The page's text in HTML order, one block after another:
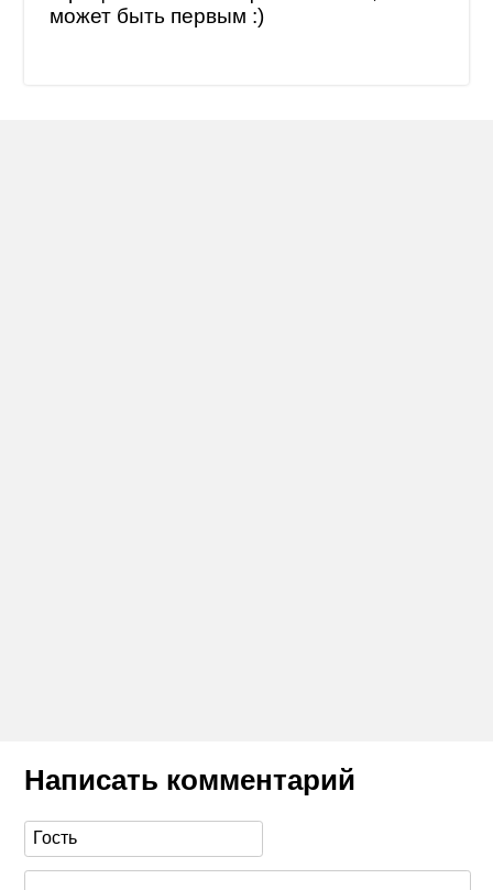
может быть первым :)
Написать комментарий